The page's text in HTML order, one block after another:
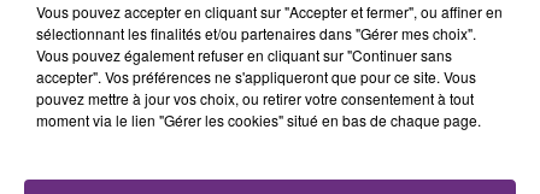
NAÏKA
One Track Mind
MIKE + THE MECHANICS
Over My Shoulder
8h28
8h28 8h25
8h25
Vous pouvez accepter en cliquant sur "Accepter et fermer", ou affiner en
sélectionnant les finalités et/ou partenaires dans "Gérer mes choix".
Vous pouvez également refuser en cliquant sur "Continuer sans
accepter". Vos préférences ne s'appliqueront que pour ce site. Vous
pouvez mettre à jour vos choix, ou retirer votre consentement à tout
moment via le lien "Gérer les cookies" situé en bas de chaque page.